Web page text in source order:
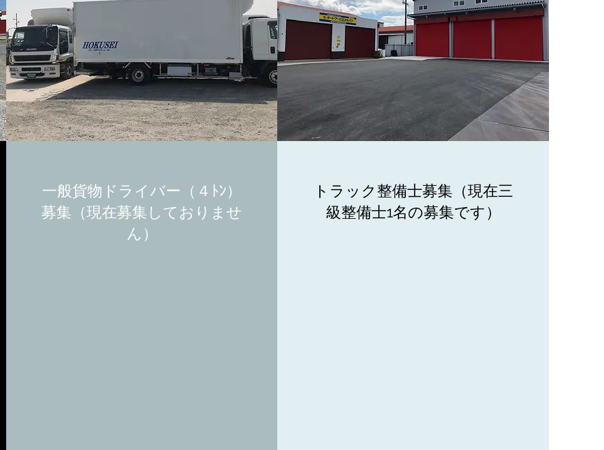
​一般貨物ドライバー（４ﾄﾝ）
募集（現在募集しておりませ
ん）
トラック整備士募集（現在三
級整備士1名の募集です）